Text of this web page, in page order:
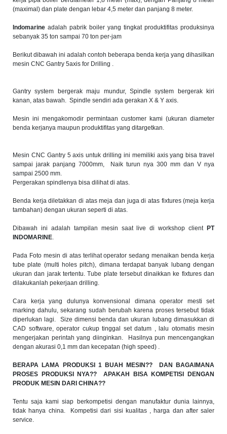
(maximal) dan plate dengan lebar 4,5 meter dan panjang 8 meter.
Indomarine adalah pabrik boiler yang tingkat produktifitas produksinya
sebanyak 35 ton sampai 70 ton per-jam
Berikut dibawah ini adalah contoh beberapa benda kerja yang dihasilkan
mesin CNC Gantry 5axis for Drilling .
Gantry system bergerak maju mundur, Spindle system bergerak kiri
kanan, atas bawah. Spindle sendiri ada gerakan X & Y axis.
Mesin ini mengakomodir permintaan customer kami (ukuran diameter
benda kerjanya maupun produktifitas yang ditargetkan.
Mesin CNC Gantry 5 axis untuk drilling ini memiliki axis yang bisa travel
sampai jarak panjang 7000mm, Naik turun nya 300 mm dan V nya
sampai 2500 mm.
Pergerakan spindlenya bisa dilihat di atas.
Benda kerja diletakkan di atas meja dan juga di atas fixtures (meja kerja
tambahan) dengan ukuran seperti di atas.
Dibawah ini adalah tampilan mesin saat live di workshop client PT
INDOMARINE.
Pada Foto mesin di atas terlihat operator sedang menaikan benda kerja
tube plate (multi holes pitch), dimana terdapat banyak lubang dengan
ukuran dan jarak tertentu. Tube plate tersebut dinaikkan ke fixtures dan
dilakukanlah pekerjaan drilling.
Cara kerja yang dulunya konvensional dimana operator mesti set
marking dahulu, sekarang sudah berubah karena proses tersebut tidak
diperlukan lagi. Size dimensi benda dan ukuran lubang dimasukkan di
CAD software, operator cukup tinggal set datum , lalu otomatis mesin
mengerjakan perintah yang diinginkan. Hasilnya pun mencengangkan
dengan akurasi 0,1 mm dan kecepatan (high speed) .
BERAPA LAMA PRODUKSI 1 BUAH MESIN??
DAN BAGAIMANA
PROSES PRODUKSI NYA??APAKAH BISA KOMPETISI DENGAN
PRODUK MESIN DARI CHINA??
Tentu saja kami siap berkompetisi dengan manufaktur dunia lainnya,
tidak hanya china. Kompetisi dari sisi kualitas , harga dan after saler
service.